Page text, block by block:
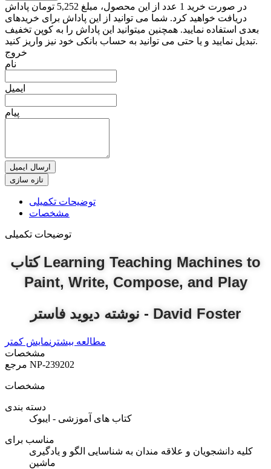
در صورت خرید 1 عدد از این محصول، مبلغ 5,252 تومان پاداش
دریافت خواهید کرد. شما می توانید از این پاداش برای خریدهای
بعدی استفاده نمایید. همچنین میتوانید این پاداش را به کوپن تخفیف
تبدیل نمایید و یا حتی می توانید به حساب بانکی خود نیز واریز کنید.
خروج
نام
ایمیل
پیام
ارسال ایمیل
توضیحات تکمیلی
مشخصات
توضیحات تکمیلی
کتاب Learning Teaching Machines to
Paint, Write, Compose, and Play
نوشته دیوید فاستر - David Foster
مطالعه بیشتر نمایش کمتر
مشخصات
NP-239202
مشخصات
دسته بندی
کتاب های آموزشی - ایبوک
مناسب برای
کلیه دانشجویان و علاقه مندان به شناسایی الگو و یادگیری
ماشین